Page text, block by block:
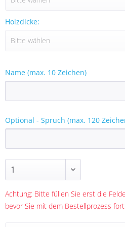
Holzdicke:
Name (max. 10 Zeichen)
Optional - Spruch (max. 120
Achtung: Bitte füllen Sie erst die
bevor Sie mit dem Bestellprozess